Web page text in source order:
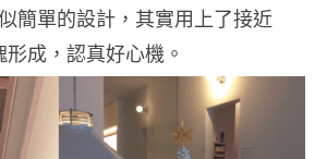
簡單的設計，其實用上了接近
成，認真好心機。